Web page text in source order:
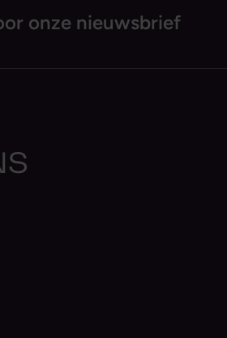
onze nieuwsbrief